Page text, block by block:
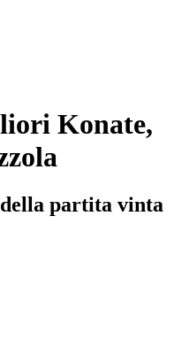
Konate,
partita vinta